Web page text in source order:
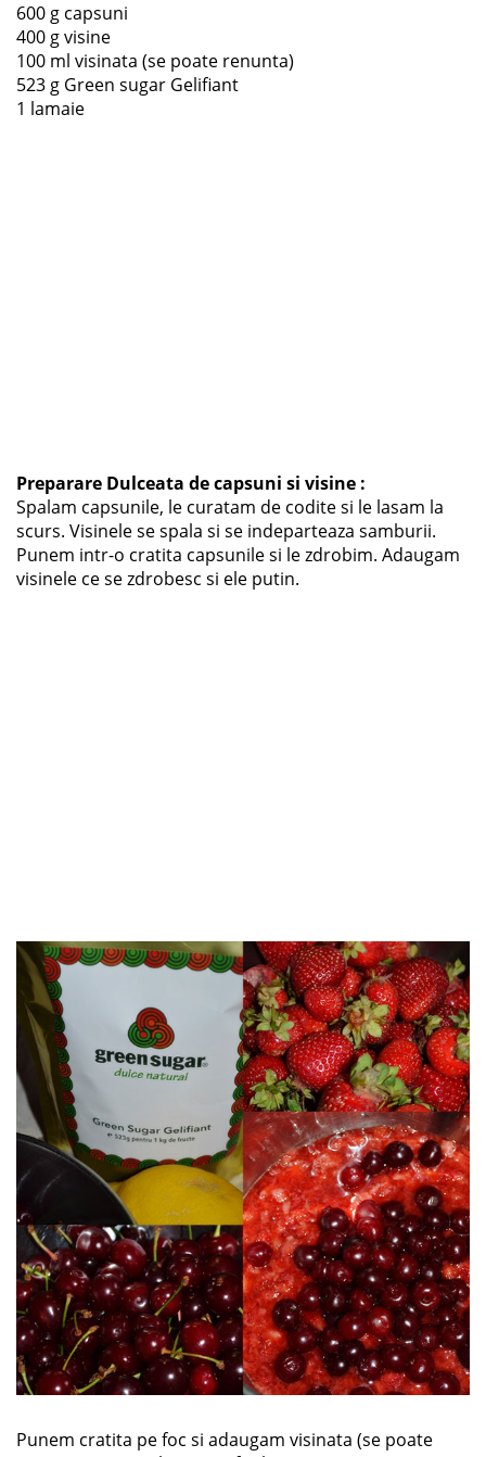
600 g capsuni
400 g visine
100 ml visinata (se poate renunta)
523 g Green sugar Gelifiant
1 lamaie
Preparare Dulceata de capsuni si visine :
Spalam capsunile, le curatam de codite si le lasam la
scurs. Visinele se spala si se indeparteaza samburii.
Punem intr-o cratita capsunile si le zdrobim. Adaugam
visinele ce se zdrobesc si ele putin.
Punem cratita pe foc si adaugam visinata (se poate